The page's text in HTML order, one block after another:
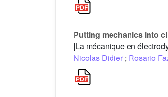
Putting mechanics into
[La mécanique en
Nicolas Didier ; Rosario